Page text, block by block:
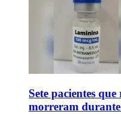
Sete pacientes
morreram